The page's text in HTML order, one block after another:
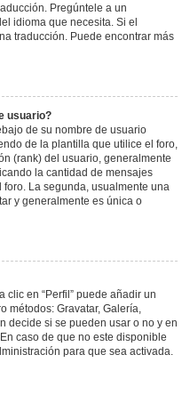
Pregúntele a un
idioma que necesita. Si el
traducción. Puede encontrar más
usuario?
de su nombre de usuario
de la plantilla que utilice el foro,
(rank) del usuario, generalmente
la cantidad de mensajes
La segunda, usualmente una
y generalmente es única o
clic en “Perfil” puede añadir un
métodos: Gravatar, Galería,
decide si se pueden usar o no y en
caso de que no este disponible
para que sea activada.